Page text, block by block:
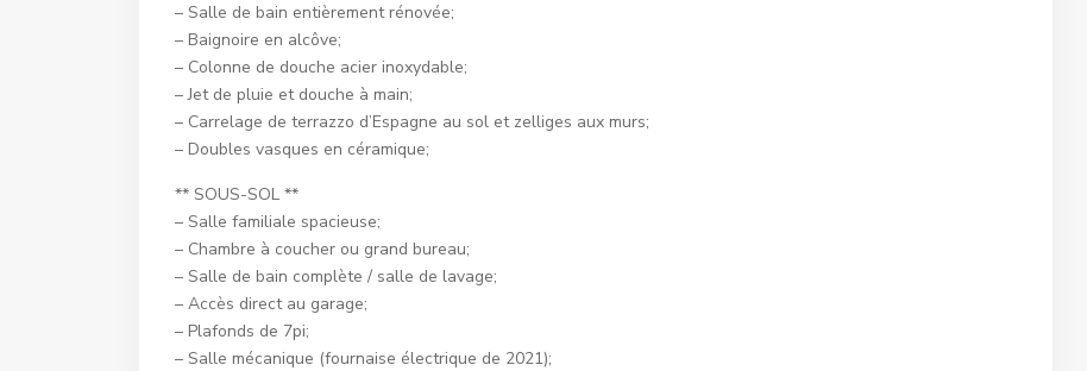
– Salle de bain entièrement rénovée;
– Baignoire en alcôve;
– Colonne de douche acier inoxydable;
– Jet de pluie et douche à main;
– Carrelage de terrazzo d’Espagne au sol et zelliges aux murs;
– Doubles vasques en céramique;
** SOUS-SOL **
– Salle familiale spacieuse;
– Chambre à coucher ou grand bureau;
– Salle de bain complète / salle de lavage;
– Accès direct au garage;
– Plafonds de 7pi;
– Salle mécanique (fournaise électrique de 2021);